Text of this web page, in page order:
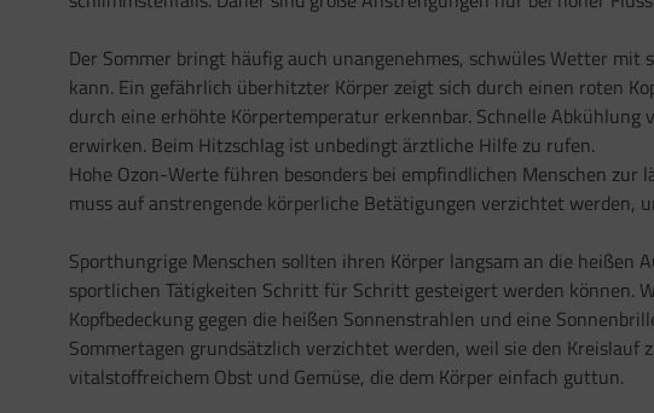
Der Sommer bringt häufig auch unangenehmes, schwüles Wetter
kann. Ein gefährlich überhitzter Körper zeigt sich durch einen roten
durch eine erhöhte Körpertemperatur erkennbar. Schnelle
erwirken. Beim Hitzschlag ist unbedingt ärztliche Hilfe zu rufen.
Hohe Ozon-Werte führen besonders bei empfindlichen Menschen
muss auf anstrengende körperliche Betätigungen verzichtet werden,
Sporthungrige Menschen sollten ihren Körper langsam an die
sportlichen Tätigkeiten Schritt für Schritt gesteigert werden können.
Kopfbedeckung gegen die heißen Sonnenstrahlen und eine
Sommertagen grundsätzlich verzichtet werden, weil sie den
vitalstoffreichem Obst und Gemüse, die dem Körper einfach guttun.